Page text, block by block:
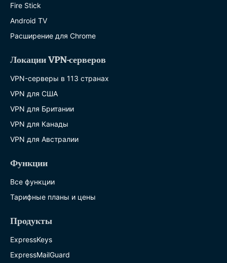
Fire Stick
Android TV
Расширение для Chrome
Локации VPN-серверов
VPN-серверы в 113 странах
VPN для США
VPN для Британии
VPN для Канады
VPN для Австралии
Функции
Все функции
Тарифные планы и цены
Продукты
ExpressKeys
ExpressMailGuard